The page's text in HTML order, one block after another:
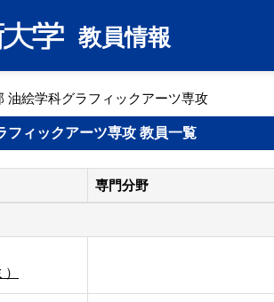
教員情報
油絵学科グラフィックアーツ専攻
フィックアーツ専攻 教員一覧
専門分野